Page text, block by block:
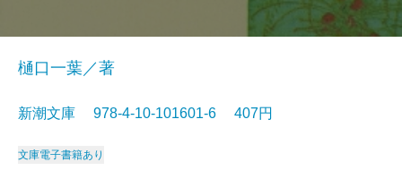
樋口一葉／著
新潮文庫 978-4-10-101601-6 407円
文庫電子書籍あり